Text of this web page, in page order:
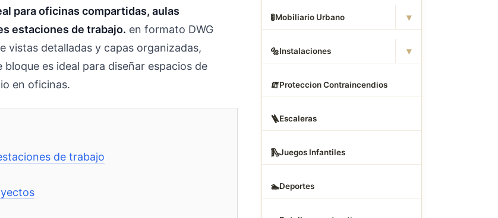
para oficinas compartidas, aulas
estaciones de trabajo. en formato DWG
vistas detalladas y capas organizadas,
es ideal para diseñar espacios de
en oficinas.
de trabajo
🚦Mobiliario Urbano ▾
🔩Instalaciones ▾
🧯Proteccion Contraincendios
🪜Escaleras
🛝Juegos Infantiles
🏊Deportes